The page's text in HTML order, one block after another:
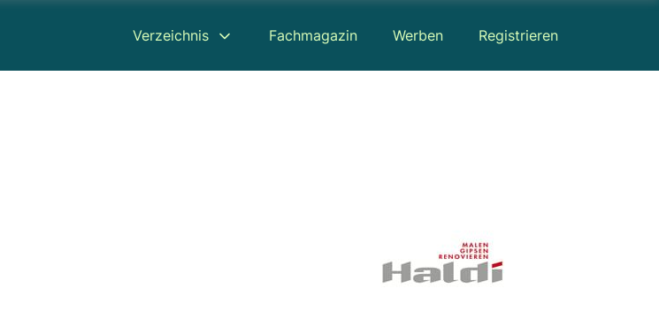
Verzeichnis Fachmagazin Werben Registrieren